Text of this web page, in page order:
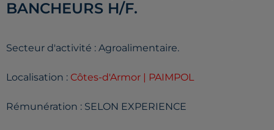
BANCHEURS H/F.
Secteur d'activité : Agroalimentaire.
Localisation : Côtes-d'Armor | PAIMPOL
Rémunération : SELON EXPERIENCE